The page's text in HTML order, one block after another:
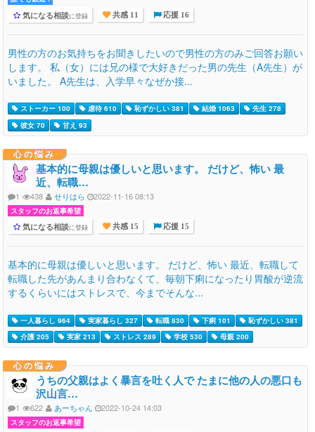
気になる相談に登録 共感 11 応援 16
男性の方のお気持ちをお聞きしたいので男性の方のみご回答お願い
します。 私（女）には兄の様で大好きだった男の先生（A先生）が
いました。 A先生は、入学早々なぜか接...
ストーカー 100 虐待 610 恥ずかしい 381 結婚 1063
先生 278
彼女 70
甘え 93
心の悩み
基本的に母親は優しいと思います。 だけど、怖い 最
近、転職…
1 438 せりはら 2022-11-16 08:13
スタッフのお返事希望
気になる相談に登録 共感 15 応援 15
基本的に母親は優しいと思います。 だけど、怖い 最近、転職して
転職した先があんまり合わなくて、毎朝下痢になったり胃酸が逆流
するくらいにはストレスで、今までそんな...
一人暮らし 964 実家暮らし 327 転職 830 下痢 101
恥ずかしい 381
介護 205
実家 213 ストレス 289 学校 530 母親 200
心の悩み
うちの父親はよく暴言を吐く人で たまに他の人の悪口も
沢山言…
1 622 あーちゃん 2022-10-24 14:03
スタッフのお返事希望